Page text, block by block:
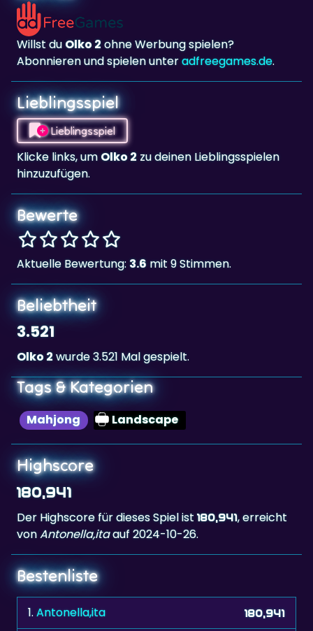
Willst duOlko 2
Abonnieren und spielen unter
Lieblingsspiel
Lieblingsspiel
Klicke links, umOlko 2
hinzuzufügen.
Bewerte
Aktuelle Bewertung:
Beliebtheit
3.521
Olko 2wurde 3.521 Mal gespielt.
Tags & Kategorien
Mahjong Landscape
Highscore
180,941
Der Highscore für dieses Spiel ist
vonAntonella,ita
Bestenliste
1.Antonella,ita
2.RL.Bologna.Ita 16,029